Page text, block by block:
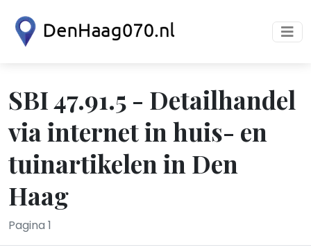
SBI 47.91.5 - Detailhandel
via internet in huis- en
tuinartikelen in Den
Haag
Pagina 1